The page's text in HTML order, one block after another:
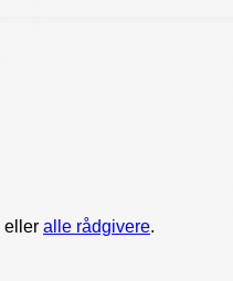
eller alle rådgivere.